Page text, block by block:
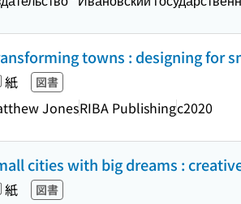
towns : designing for
紙 図書
JonesRIBA Publishingc2020
cities with big dreams :
紙 図書